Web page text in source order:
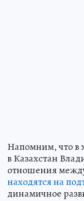
Напомним, что в
в Казахстан
отношения
находятся на
динамичное